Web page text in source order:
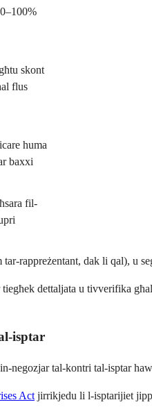
skont
flus
huma
baxxi
fil-
rappreżentant, dak li qal), u
dettaljata u tivverifika
isptar
tal-kontri tal-isptar
Act jirrikjedu li l-isptarijiet